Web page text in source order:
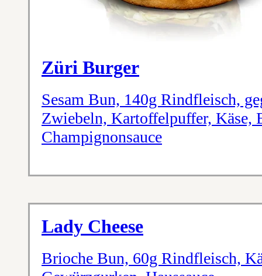
Züri Burger
Sesam Bun, 140g Rindfleisch,
Zwiebeln, Kartoffelpuffer, Käse,
Champignonsauce
Lady Cheese
Brioche Bun, 60g Rindfleisch,